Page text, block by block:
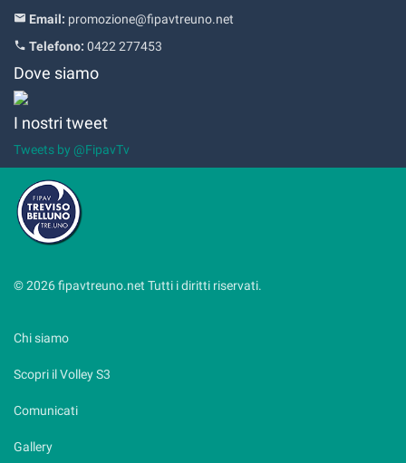
Email: promozione@fipavtreuno.net
Telefono: 0422 277453
Dove siamo
I nostri tweet
Tweets by @FipavTv
© 2026 fipavtreuno.net Tutti i diritti riservati.
Chi siamo
Scopri il Volley S3
Comunicati
Gallery